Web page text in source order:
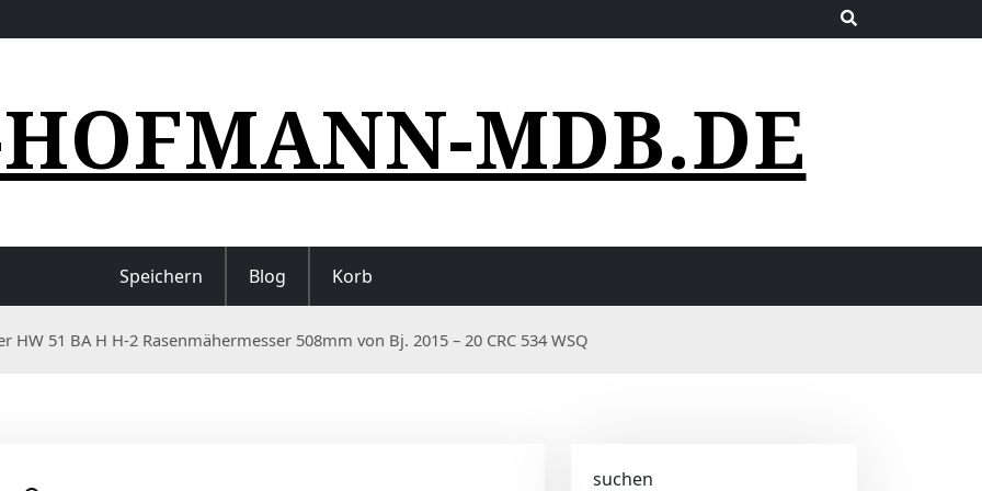
MDB.DE
Speichern Blog Korb
HW 51 BA H H-2 Rasenmähermesser 508mm von Bj. 2015 – 20 CRC 534 WSQ
suchen